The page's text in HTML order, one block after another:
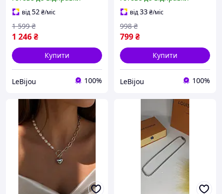
від52₴/міс
1 246₴
1 599 ₴
Купити
LeBijou 100%
від33₴/міс
799₴
998 ₴
Купити
LeBijou 100%